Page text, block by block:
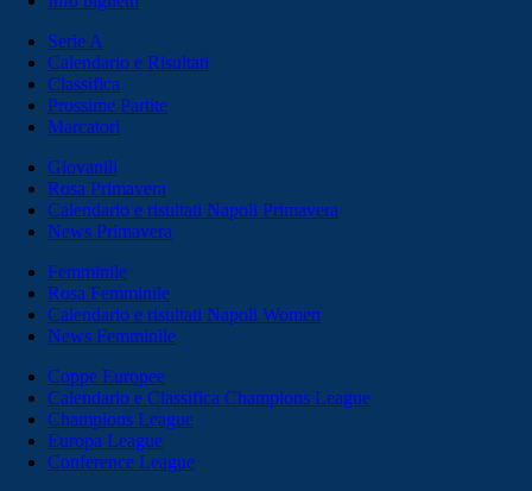
Serie A
Calendario e Risultati
Classifica
Prossime Partite
Marcatori
Giovanili
Rosa Primavera
Calendario e risultati Napoli Primavera
News Primavera
Femminile
Rosa Femminile
Calendario e risultati Napoli Women
News Femminile
Coppe Europee
Calendario e Classifica Champions League
Champions League
Europa League
Conference League